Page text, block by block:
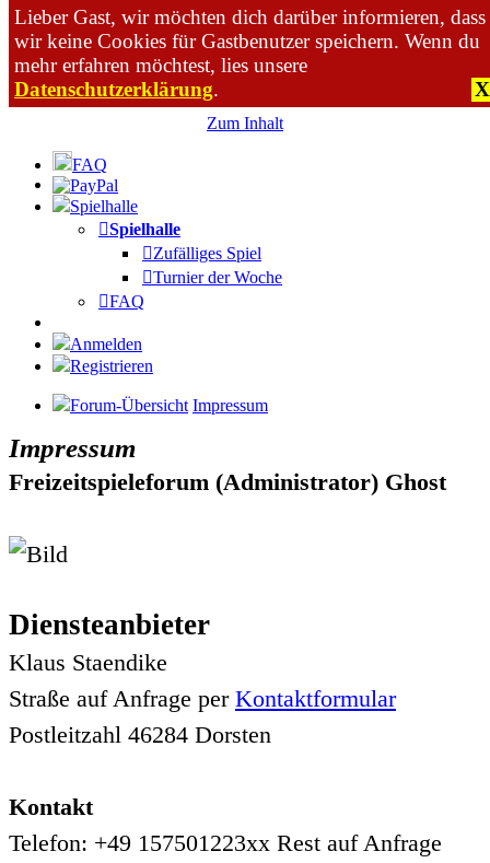
Lieber Gast, wir möchten dich darüber informieren, dass
wir keine Cookies für Gastbenutzer speichern. Wenn du
mehr erfahren möchtest, lies unsere
Datenschutzerklärung. X
Zum Inhalt
FAQ
Spielhalle
Spielhalle
Zufälliges Spiel
Turnier der Woche
FAQ
Anmelden
Registrieren
Forum-Übersicht Impressum
Impressum
Freizeitspieleforum (Administrator) Ghost
Diensteanbieter
Klaus Staendike
Straße auf Anfrage per Kontaktformular
Postleitzahl 46284 Dorsten
Kontakt
Telefon: +49 157501223xx Rest auf Anfrage